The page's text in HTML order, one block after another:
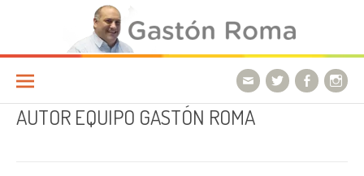
Ir a la página
AUTOR EQUIPO GASTÓN ROMA